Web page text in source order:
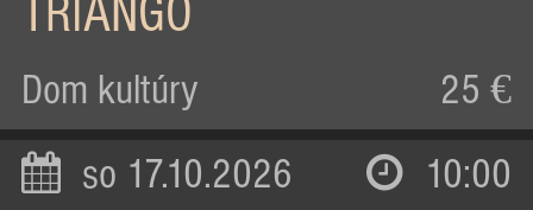
TRIANGO
Dom kultúry 25 €
so 17.10.2026 10:00